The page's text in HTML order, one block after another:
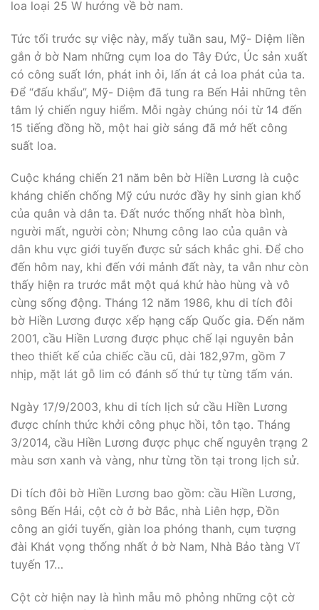
loa loại 25 W hướng về bờ nam.
Tức tối trước sự việc này, mấy tuần sau, Mỹ- Diệm liền
gắn ở bờ Nam những cụm loa do Tây Đức, Úc sản xuất
có công suất lớn, phát inh ỏi, lấn át cả loa phát của ta.
Để “đấu khẩu”, Mỹ- Diệm đã tung ra Bến Hải những tên
tâm lý chiến nguy hiểm. Mỗi ngày chúng nói từ 14 đến
15 tiếng đồng hồ, một hai giờ sáng đã mở hết công
suất loa.
Cuộc kháng chiến 21 năm bên bờ Hiền Lương là cuộc
kháng chiến chống Mỹ cứu nước đầy hy sinh gian khổ
của quân và dân ta. Đất nước thống nhất hòa bình,
người mất, người còn; Nhưng công lao của quân và
dân khu vực giới tuyến được sử sách khắc ghi. Để cho
đến hôm nay, khi đến với mảnh đất này, ta vẫn như còn
thấy hiện ra trước mắt một quá khứ hào hùng và vô
cùng sống động. Tháng 12 năm 1986, khu di tích đôi
bờ Hiền Lương được xếp hạng cấp Quốc gia. Đến năm
2001, cầu Hiền Lương được phục chế lại nguyên bản
theo thiết kế của chiếc cầu cũ, dài 182,97m, gồm 7
nhịp, mặt lát gỗ lim có đánh số thứ tự từng tấm ván.
Ngày 17/9/2003, khu di tích lịch sử cầu Hiền Lương
được chính thức khởi công phục hồi, tôn tạo. Tháng
3/2014, cầu Hiền Lương được phục chế nguyên trạng 2
màu sơn xanh và vàng, như từng tồn tại trong lịch sử.
Di tích đôi bờ Hiền Lương bao gồm: cầu Hiền Lương,
sông Bến Hải, cột cờ ở bờ Bắc, nhà Liên hợp, Đồn
công an giới tuyến, giàn loa phóng thanh, cụm tượng
đài Khát vọng thống nhất ở bờ Nam, Nhà Bảo tàng Vĩ
tuyến 17…
Cột cờ hiện nay là hình mẫu mô phỏng những cột cờ